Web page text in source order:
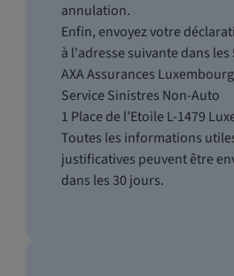
annulation.
Enfin, envoyez votre
à l'adresse suivante dans les
AXA Assurances Luxembourg
Service Sinistres Non-Auto
1 Place de l’Etoile L-1479
Toutes les informations
justificatives peuvent être
dans les 30 jours.